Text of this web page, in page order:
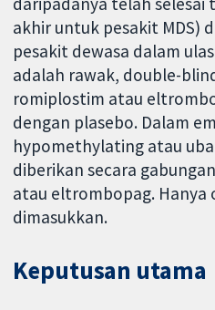
akhir untuk pesakit MDS)
pesakit dewasa dalam
adalah rawak, double-
romiplostim atau
dengan plasebo. Dalam
hypomethylating atau
diberikan secara
atau eltrombopag. Hanya
dimasukkan.
Keputusan utama